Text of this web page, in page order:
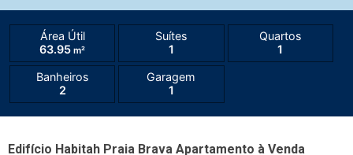
Área Útil
63.95 m²
Suítes
1
Quartos
1
Banheiros
2
Garagem
1
Edifício Habitah Praia Brava Apartamento à Venda